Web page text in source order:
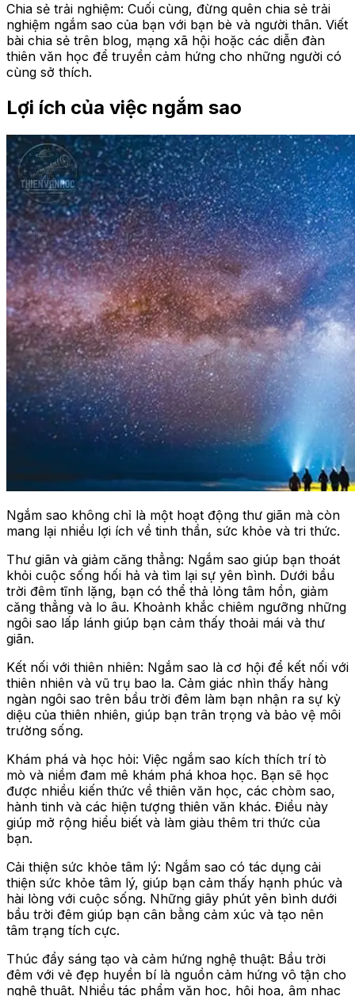
Chia sẻ trải nghiệm: Cuối cùng, đừng quên chia sẻ trải
nghiệm ngắm sao của bạn với bạn bè và người thân. Viết
bài chia sẻ trên blog, mạng xã hội hoặc các diễn đàn
thiên văn học để truyền cảm hứng cho những người có
cùng sở thích.
Lợi ích của việc ngắm sao
Ngắm sao không chỉ là một hoạt động thư giãn mà còn
mang lại nhiều lợi ích về tinh thần, sức khỏe và tri thức.
Thư giãn và giảm căng thẳng: Ngắm sao giúp bạn thoát
khỏi cuộc sống hối hả và tìm lại sự yên bình. Dưới bầu
trời đêm tĩnh lặng, bạn có thể thả lỏng tâm hồn, giảm
căng thẳng và lo âu. Khoảnh khắc chiêm ngưỡng những
ngôi sao lấp lánh giúp bạn cảm thấy thoải mái và thư
giãn.
Kết nối với thiên nhiên: Ngắm sao là cơ hội để kết nối với
thiên nhiên và vũ trụ bao la. Cảm giác nhìn thấy hàng
ngàn ngôi sao trên bầu trời đêm làm bạn nhận ra sự kỳ
diệu của thiên nhiên, giúp bạn trân trọng và bảo vệ môi
trường sống.
Khám phá và học hỏi: Việc ngắm sao kích thích trí tò
mò và niềm đam mê khám phá khoa học. Bạn sẽ học
được nhiều kiến thức về thiên văn học, các chòm sao,
hành tinh và các hiện tượng thiên văn khác. Điều này
giúp mở rộng hiểu biết và làm giàu thêm tri thức của
bạn.
Cải thiện sức khỏe tâm lý: Ngắm sao có tác dụng cải
thiện sức khỏe tâm lý, giúp bạn cảm thấy hạnh phúc và
hài lòng với cuộc sống. Những giây phút yên bình dưới
bầu trời đêm giúp bạn cân bằng cảm xúc và tạo nên
tâm trạng tích cực.
Thúc đẩy sáng tạo và cảm hứng nghệ thuật: Bầu trời
đêm với vẻ đẹp huyền bí là nguồn cảm hứng vô tận cho
nghệ thuật. Nhiều tác phẩm văn học, hội họa, âm nhạc